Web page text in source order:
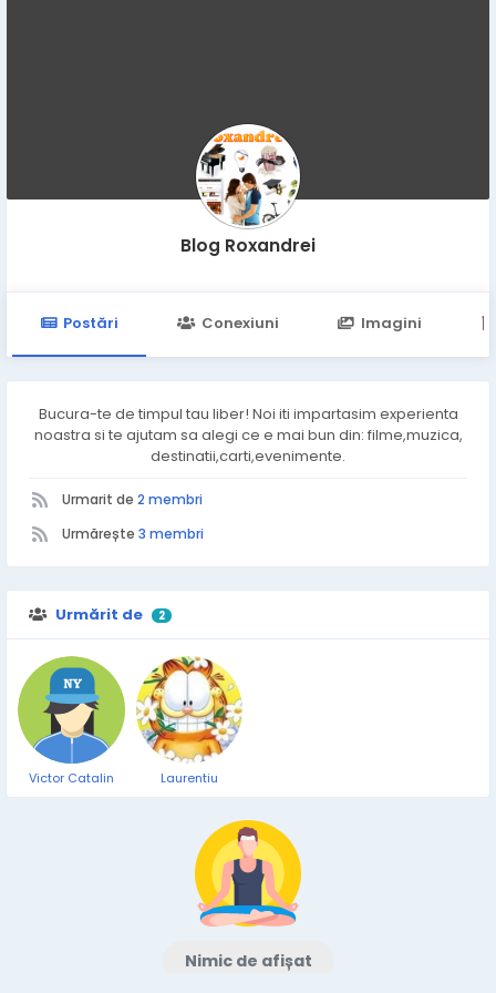
Blog Roxandrei
Postări Conexiuni Imagini
Bucura-te de timpul tau liber! Noi iti impartasim experienta
noastra si te ajutam sa alegi ce e mai bun din: filme,muzica,
destinatii,carti,evenimente.
Urmarit de 2 membri
Urmărește 3 membri
Urmărit de 2
Victor Catalin Laurentiu
Nimic de afișat